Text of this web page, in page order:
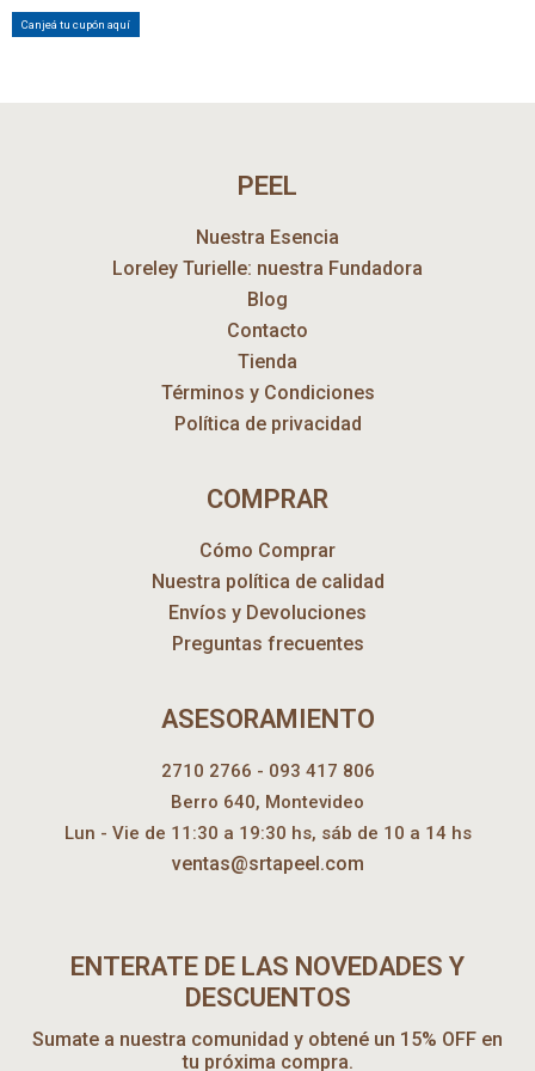
Canjeá tu cupón aquí
PEEL
Nuestra Esencia
Loreley Turielle: nuestra Fundadora
Blog
Contacto
Tienda
Términos y Condiciones
Política de privacidad
COMPRAR
Cómo Comprar
Nuestra política de calidad
Envíos y Devoluciones
Preguntas frecuentes
ASESORAMIENTO
2710 2766 - 093 417 806
Berro 640, Montevideo
Lun - Vie de 11:30 a 19:30 hs, sáb de 10 a 14 hs
ventas@srtapeel.com
ENTERATE DE LAS NOVEDADES Y
DESCUENTOS
Sumate a nuestra comunidad y obtené un 15% OFF en
tu próxima compra.